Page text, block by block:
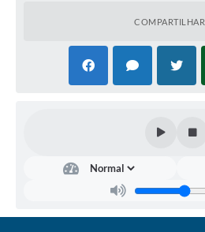
Modelos de Requerimentos
Passe Livre Estudantil
COMPARTILHAR